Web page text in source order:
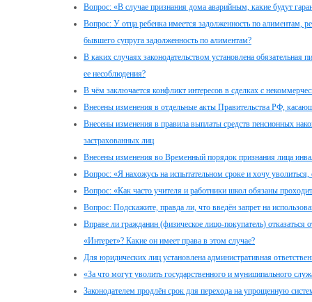
Вопрос: «В случае признания дома аварийным, какие будут
Вопрос: У отца ребенка имеется задолженность по алиментам,
бывшего супруга задолженность по алиментам?
В каких случаях законодательством установлена обязательная
ее несоблюдения?
В чём заключается конфликт интересов в сделках с
Внесены изменения в отдельные акты Правительства РФ,
Внесены изменения в правила выплаты средств пенсионных
застрахованных лиц
Внесены изменения во Временный порядок признания лица
Вопрос: «Я нахожусь на испытательном сроке и хочу
Вопрос: «Как часто учителя и работники школ обязаны
Вопрос: Подскажите, правда ли, что введён запрет на
Вправе ли гражданин (физическое лицо-покупатель) отказаться
«Интерет»? Какие он имеет права в этом случае?
Для юридических лиц установлена административная
«За что могут уволить государственного и муниципального
Законодателем продлён срок для перехода на упрощенную